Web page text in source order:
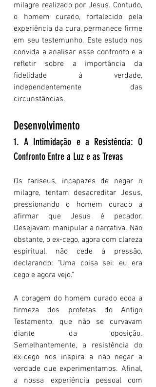
milagre realizado por Jesus. Contudo,
o homem curado, fortalecido pela
experiência da cura, permanece firme
em seu testemunho. Este estudo nos
convida a analisar esse confronto e a
refletir sobre a importância da
fidelidade à verdade,
independentemente das
circunstâncias.
Desenvolvimento
1. A Intimidação e a Resistência: O
Confronto Entre a Luz e as Trevas
Os fariseus, incapazes de negar o
milagre, tentam desacreditar Jesus,
pressionando o homem curado a
afirmar que Jesus é pecador.
Desejavam manipular a narrativa. Não
obstante, o ex-cego, agora com clareza
espiritual, não cede à pressão,
declarando: "Uma coisa sei: eu era
cego e agora vejo."
A coragem do homem curado ecoa a
firmeza dos profetas do Antigo
Testamento, que não se curvavam
diante da oposição.
Semelhantemente, a resistência do
ex-cego nos inspira a não negar a
verdade que experimentamos. Afinal,
a nossa experiência pessoal com